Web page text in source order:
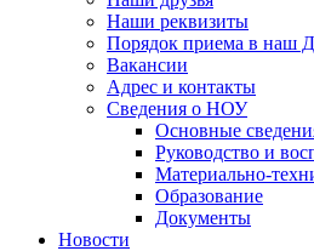
Наши реквизиты
Порядок приема в наш
Вакансии
Адрес и контакты
Сведения о НОУ
Основные
Руководство и
Материально-
Образование
Документы
Новости